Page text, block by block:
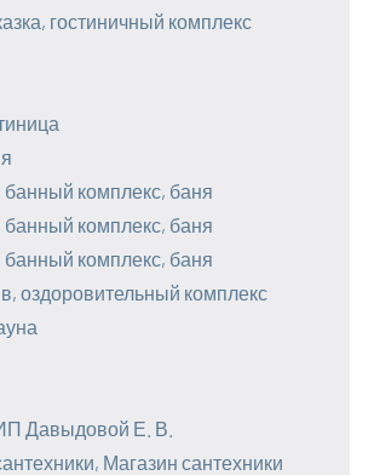
гостиничный комплекс
комплекс, баня
комплекс, баня
комплекс, баня
оздоровительный комплекс
Давыдовой Е. В.
Магазин сантехники